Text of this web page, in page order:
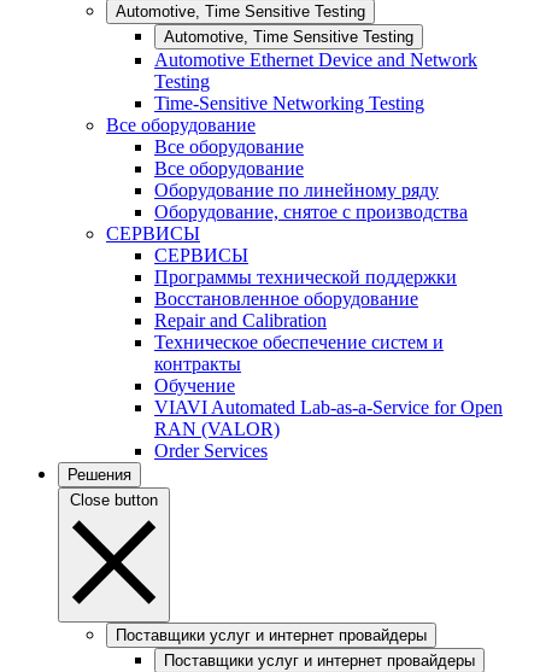
Automotive, Time Sensitive Testing
Automotive, Time Sensitive Testing
Automotive Ethernet Device and Network
Testing
Time-Sensitive Networking Testing
Все оборудование
Все оборудование
Все оборудование
Оборудование по линейному ряду
Оборудование, снятое с производства
СЕРВИСЫ
СЕРВИСЫ
Программы технической поддержки
Восстановленное оборудование
Repair and Calibration
Техническое обеспечение систем и
контракты
Обучение
VIAVI Automated Lab-as-a-Service for Open
RAN (VALOR)
Order Services
Решения
Close button
Поставщики услуг и интернет провайдеры
Поставщики услуг и интернет провайдеры